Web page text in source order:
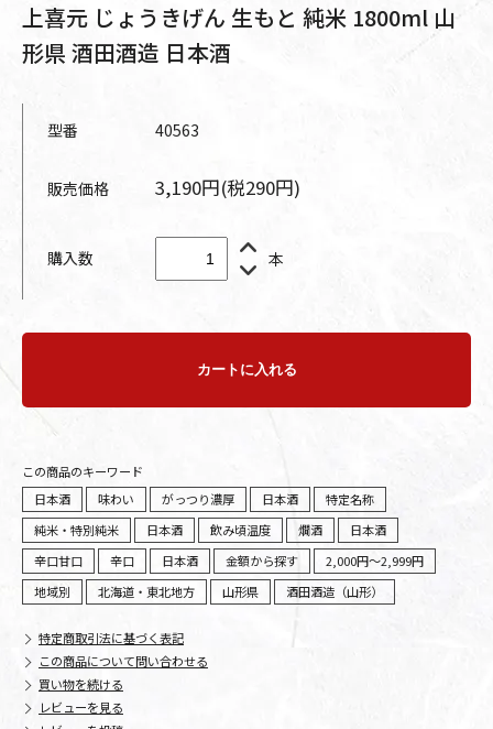
上喜元 じょうきげん 生もと 純米 1800ml 山
形県 酒田酒造 日本酒
型番 40563
販売価格 3,190円(税290円)
購入数 本
カートに入れる
この商品のキーワード
日本酒
味わい がっつり濃厚 日本酒
特定名称
純米・特別純米
日本酒 飲み頃温度 燗酒
日本酒
辛口甘口
辛口 日本酒 金額から探す
2,000円～2,999円
地域別
北海道・東北地方 山形県 酒田酒造（山形）
特定商取引法に基づく表記
この商品について問い合わせる
買い物を続ける
レビューを見る